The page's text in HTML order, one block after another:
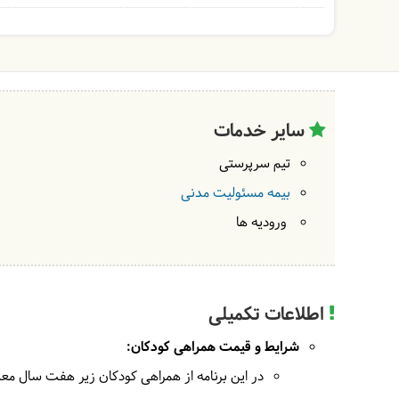
سایر خدمات
تیم سرپرستی
بیمه مسئولیت مدنی
ورودیه ها
اطلاعات تکمیلی
شرایط و قیمت همراهی کودکان:
در این برنامه از همراهی کودکان زیر هفت سال